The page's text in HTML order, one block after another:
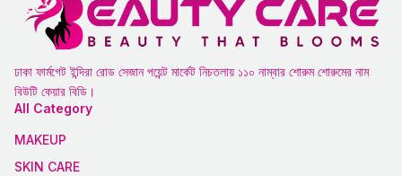
ঢাকা ফার্মগেট ইন্দিরা রোড সেজান পয়েন্ট মার্কেট নিচতলায় ১১০ নাম্বার শোরুম শোরুমের নাম
বিউটি কেয়ার বিডি।
All Category
MAKEUP
SKIN CARE